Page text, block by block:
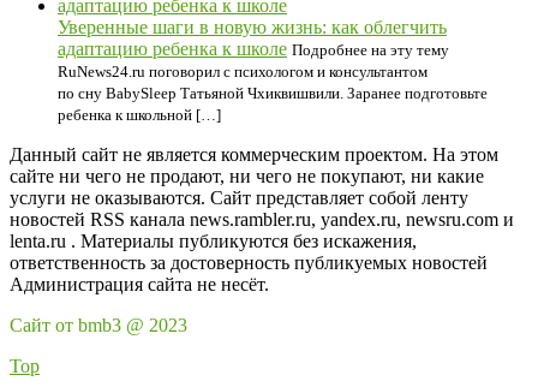
Уверенные шаги в новую жизнь: как облегчить
адаптацию ребенка к школе Подробнее на эту тему
RuNews24.ru поговорил с психологом и консультантом
по сну BabySleep Татьяной Чхиквишвили. Заранее подготовьте
ребенка к школьной […]
Данный сайт не является коммерческим проектом. На этом
сайте ни чего не продают, ни чего не покупают, ни какие
услуги не оказываются. Сайт представляет собой ленту
новостей RSS канала news.rambler.ru, yandex.ru, newsru.com и
lenta.ru . Материалы публикуются без искажения,
ответственность за достоверность публикуемых новостей
Администрация сайта не несёт.
Сайт от bmb3 @ 2023
Top